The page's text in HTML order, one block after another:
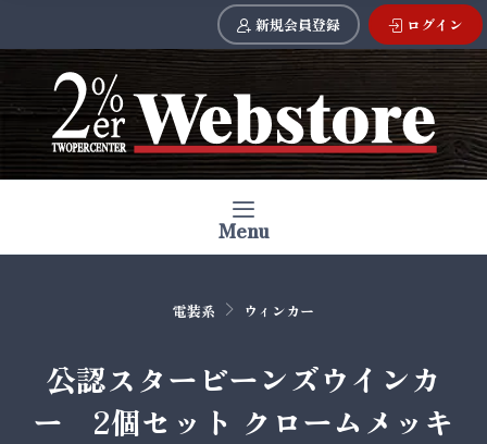
新規会員登録 ログイン
Menu
電装系 ウィンカー
公認スタービーンズウインカ
ー 2個セット クロームメッキ